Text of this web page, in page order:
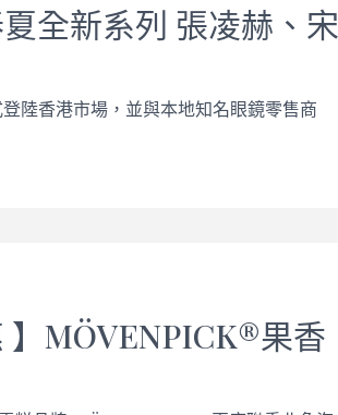
全新系列 張凌赫、宋
陸香港市場，並與本地知名眼鏡零售商
】MÖVENPICK®果香